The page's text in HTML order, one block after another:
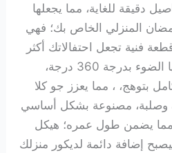
دقيقة للغاية، مما يجعلها
المنزلي الخاص بك؛ فهي
فنية تجعل احتفالاتك أكثر
بهجة واشراقاً ؛ ينبعث منها الضوء بدرجة 360 درجة،
بتوهج، ، مما يعزز جو كلا
وصلبة، مصنوعة بشكل أساسي
يضمن طول عمره؛ هيكل
إضافة دائمة لديكور منزلك